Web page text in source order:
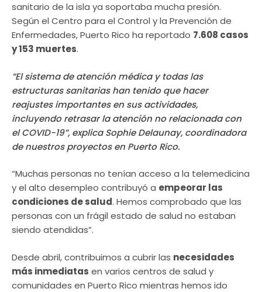
sanitario de la isla ya soportaba mucha presión.
Según el Centro para el Control y la Prevención de
Enfermedades, Puerto Rico ha reportado 7.608 casos
y 153 muertes.
“El sistema de atención médica y todas las
estructuras sanitarias han tenido que hacer
reajustes importantes en sus actividades,
incluyendo retrasar la atención no relacionada con
el COVID-19”, explica Sophie Delaunay, coordinadora
de nuestros proyectos en Puerto Rico.
“Muchas personas no tenían acceso a la telemedicina
y el alto desempleo contribuyó a empeorar las
condiciones de salud. Hemos comprobado que las
personas con un frágil estado de salud no estaban
siendo atendidas”.
Desde abril, contribuimos a cubrir las necesidades
más inmediatas en varios centros de salud y
comunidades en Puerto Rico mientras hemos ido